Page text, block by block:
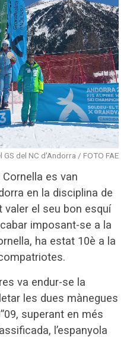
del NC d'Andorra / FOTO FAE
es van
en la disciplina de
valer el seu bon esquí
imposant-se a la
ha estat 10è a la
va endur-se la
les dues mànegues
superant en més
l’espanyola